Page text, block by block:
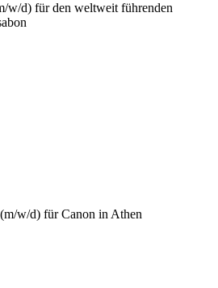
w/d) für den weltweit führenden
w/d) für Canon in Athen